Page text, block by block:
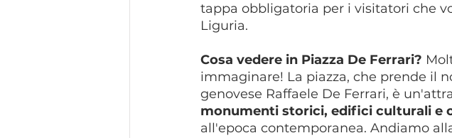
tappa obbligatoria per i visitatori che
Liguria.
Cosa vedere in Piazza De Ferrari?
immaginare! La piazza, che prende il
genovese Raffaele De Ferrari, è
monumenti storici, edifici culturali e
all'epoca contemporanea. Andiamo